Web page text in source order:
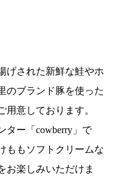
げされた新鮮な鮭やホ
のブランド豚を使った
意しております。
ター「cowberry」で
ももソフトクリームな
お楽しみいただけま